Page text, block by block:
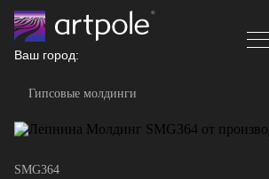
Ваш город:
Гипсовые молдинги
SMG364